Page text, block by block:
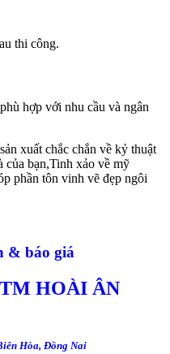
thi công.
hợp với nhu cầu và ngân
xuất chắc chắn về kỷ thuật
của bạn,Tinh xảo về mỹ
phần tôn vinh vẽ đẹp ngôi
& báo giá
HOÀI ÂN
Hòa, Đồng Nai